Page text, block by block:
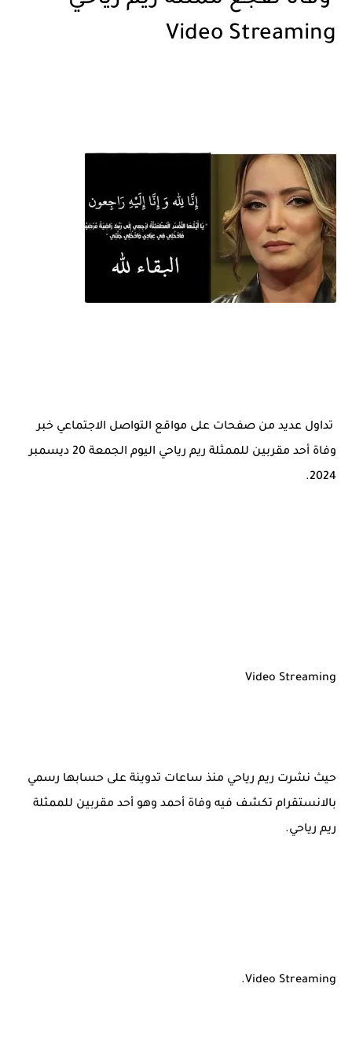
Video Streaming
تداول عديد من صفحات على مواقع التواصل الاجتماعي خبر
وفاة أحد مقربين للممثلة ريم رياحي اليوم الجمعة 20 ديسمبر
2024.
Video Streaming
حيث نشرت ريم رياحي منذ ساعات تدوينة على حسابها رسمي
بالانستقرام تكشف فيه وفاة أحمد وهو أحد مقربين للممثلة
ريم رياحي.
Video Streaming.